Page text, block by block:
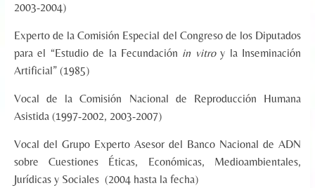
2003-2004)
Experto de la Comisión Especial del Congreso de los Diputados
para el “Estudio de la Fecundación in vitroy la Inseminación
Artificial” (1985)
Vocal de la Comisión Nacional de Reproducción Humana
Asistida (1997-2002, 2003-2007)
Vocal del Grupo Experto Asesor del Banco Nacional de ADN
sobre Cuestiones Éticas, Económicas, Medioambientales,
Jurídicas y Sociales (2004 hasta la fecha)